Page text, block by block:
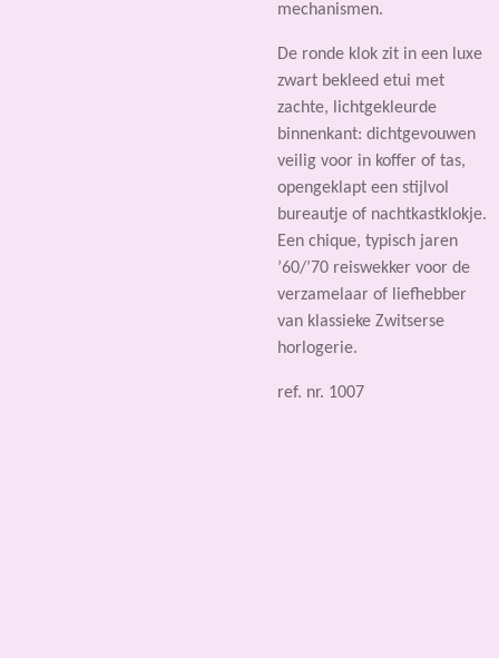
mechanismen.
De ronde klok zit in een luxe
zwart bekleed etui met
zachte, lichtgekleurde
binnenkant: dichtgevouwen
veilig voor in koffer of tas,
opengeklapt een stijlvol
bureautje of nachtkastklokje.
Een chique, typisch jaren
’60/’70 reiswekker voor de
verzamelaar of liefhebber
van klassieke Zwitserse
horlogerie.
ref. nr. 1007